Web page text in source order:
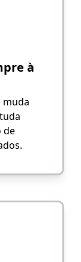
à
muda
de